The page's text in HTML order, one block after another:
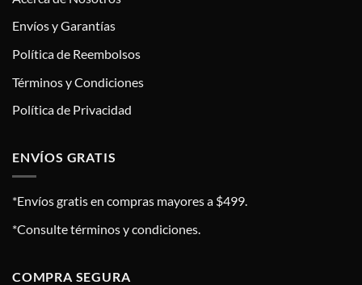
Envíos y Garantías
Política de Reembolsos
Términos y Condiciones
Política de Privacidad
ENVÍOS GRATIS
*Envíos gratis en compras mayores a $499.
*Consulte términos y condiciones.
COMPRA SEGURA